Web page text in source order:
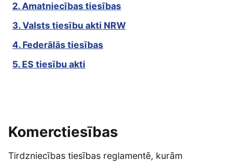
Komerctiesības
Tirdzniecības tiesības reglamentē, kurām
2. Amatniecības tiesības
3. Valsts tiesību akti NRW
4. Federālās tiesības
5. ES tiesību akti